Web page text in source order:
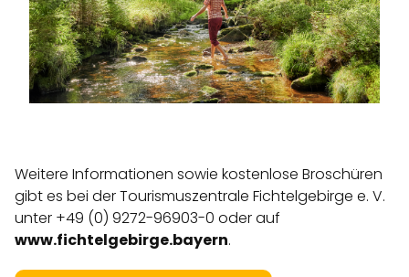
Weitere Informationen sowie kostenlose Broschüren
gibt es bei der Tourismuszentrale Fichtelgebirge e. V.
unter +49 (0) 9272-96903-0 oder auf
www.fichtelgebirge.bayern.